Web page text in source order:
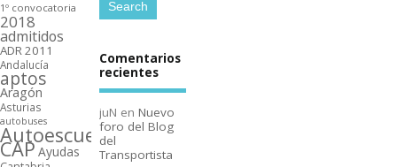
1º convocatoria
2018
admitidos
ADR 2011
Andalucí­a
aptos
Aragón
Asturias
autobuses
Autoescuelas
CAPAyudas
Comentarios
recientes
juN en Nuevo
foro del Blog
del
Transportista